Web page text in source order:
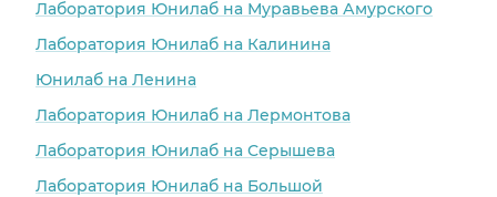
Лаборатория Юнилаб на Муравьева Амурского
Лаборатория Юнилаб на Калинина
Юнилаб на Ленина
Лаборатория Юнилаб на Лермонтова
Лаборатория Юнилаб на Серышева
Лаборатория Юнилаб на Большой